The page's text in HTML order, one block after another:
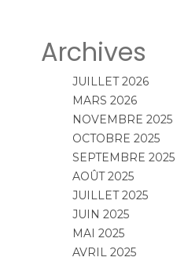
Archives
JUILLET 2026
MARS 2026
NOVEMBRE 2025
OCTOBRE 2025
SEPTEMBRE 2025
AOÛT 2025
JUILLET 2025
JUIN 2025
MAI 2025
AVRIL 2025